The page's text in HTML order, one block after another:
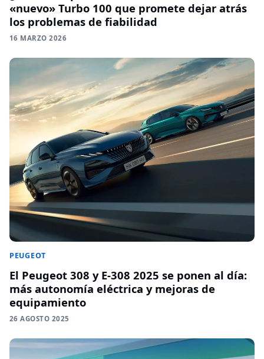
«nuevo» Turbo 100 que promete dejar atrás
los problemas de fiabilidad
16 MARZO 2026
PEUGEOT
El Peugeot 308 y E-308 2025 se ponen al día:
más autonomía eléctrica y mejoras de
equipamiento
26 AGOSTO 2025